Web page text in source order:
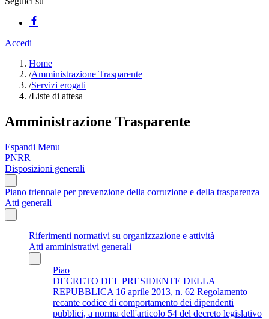
Accedi
Home
/Amministrazione Trasparente
/Servizi erogati
/Liste di attesa
Amministrazione Trasparente
Espandi Menu
PNRR
Disposizioni generali
Piano triennale per prevenzione della corruzione e della trasparenza
Atti generali
Riferimenti normativi su organizzazione e attività
Atti amministrativi generali
Piao
DECRETO DEL PRESIDENTE DELLA
REPUBBLICA 16 aprile 2013, n. 62 Regolamento
recante codice di comportamento dei dipendenti
pubblici, a norma dell'articolo 54 del decreto legislativo